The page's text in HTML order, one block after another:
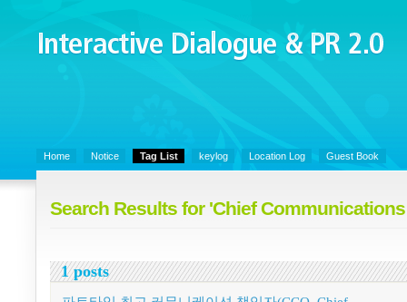
Interactive Dialogue &
PR 2.0
Home Notice Tag List keylog Location Log Guest Book
Search Results for 'Chief
1 posts